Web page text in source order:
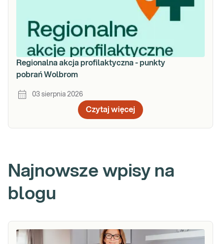
Regionalna akcja profilaktyczna - punkty
pobrań Wolbrom
03 sierpnia 2026
Czytaj więcej
Najnowsze wpisy na
blogu